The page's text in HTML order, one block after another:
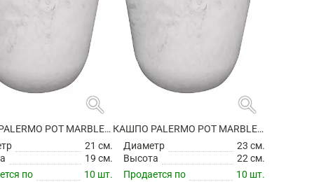
search
КАШПО PALERMO POT MARBLE CLOUD
21 см.
19 см.
по
10 шт.
search
КАШПО PALERMO POT MARBLE CLOUD
Диаметр
23 см.
Высота
22 см.
Продается по
10 шт.